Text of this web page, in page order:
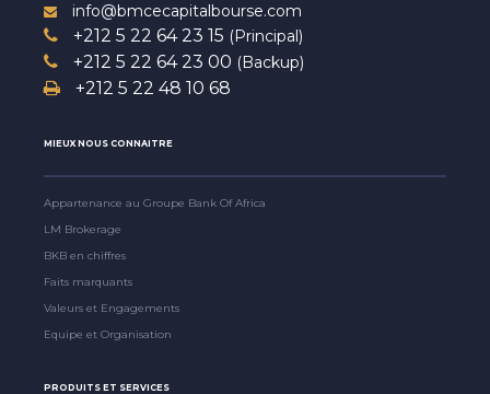
info@bmcecapitalbourse.com
+212 5 22 64 23 15 (Principal)
+212 5 22 64 23 00 (Backup)
+212 5 22 48 10 68
MIEUX NOUS CONNAITRE
Appartenance au Groupe Bank Of Africa
LM Brokerage
BKB en chiffres
Faits marquants
Valeurs et Engagements
Equipe et Organisation
PRODUITS ET SERVICES